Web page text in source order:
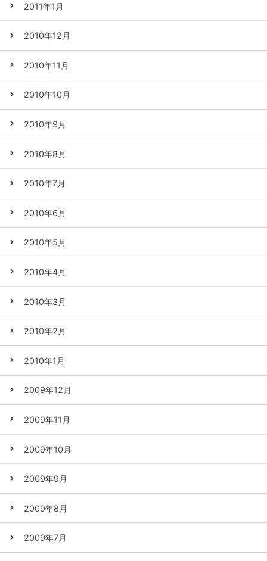
2011年1月
2010年12月
2010年11月
2010年10月
2010年9月
2010年8月
2010年7月
2010年6月
2010年5月
2010年4月
2010年3月
2010年2月
2010年1月
2009年12月
2009年11月
2009年10月
2009年9月
2009年8月
2009年7月